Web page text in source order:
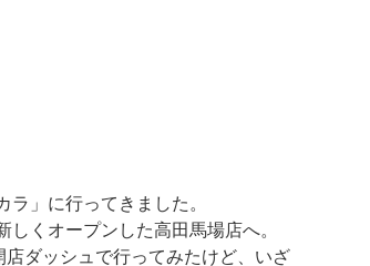
」に行ってきました。
くオープンした高田馬場店へ。
ダッシュで行ってみたけど、いざ